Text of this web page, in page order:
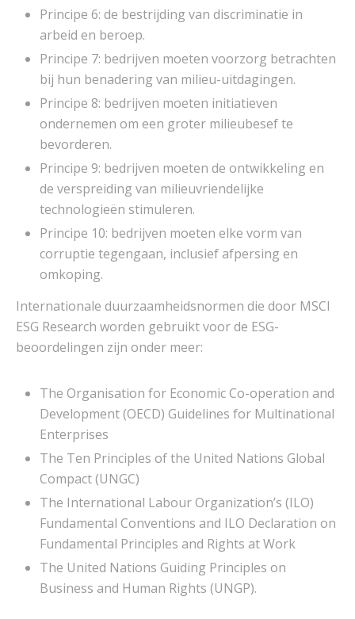
Principe 6: de bestrijding van discriminatie in
arbeid en beroep.
Principe 7: bedrijven moeten voorzorg betrachten
bij hun benadering van milieu-uitdagingen.
Principe 8: bedrijven moeten initiatieven
ondernemen om een groter milieubesef te
bevorderen.
Principe 9: bedrijven moeten de ontwikkeling en
de verspreiding van milieuvriendelijke
technologieën stimuleren.
Principe 10: bedrijven moeten elke vorm van
corruptie tegengaan, inclusief afpersing en
omkoping.
Internationale duurzaamheidsnormen die door MSCI
ESG Research worden gebruikt voor de ESG-
beoordelingen zijn onder meer:
The Organisation for Economic Co-operation and
Development (OECD) Guidelines for Multinational
Enterprises
The Ten Principles of the United Nations Global
Compact (UNGC)
The International Labour Organization’s (ILO)
Fundamental Conventions and ILO Declaration on
Fundamental Principles and Rights at Work
The United Nations Guiding Principles on
Business and Human Rights (UNGP).